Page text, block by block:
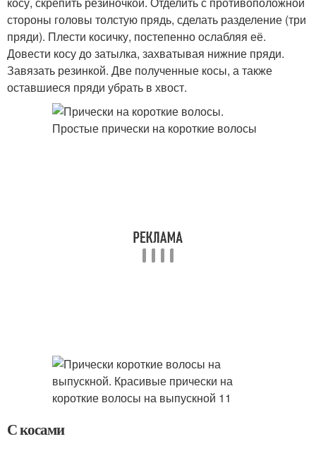
стороны головы толстую прядь, сделать разделение (три
пряди). Плести косичку, постепенно ослабляя её.
Довести косу до затылка, захватывая нижние пряди.
Завязать резинкой. Две полученные косы, а также
оставшиеся пряди убрать в хвост.
С косами